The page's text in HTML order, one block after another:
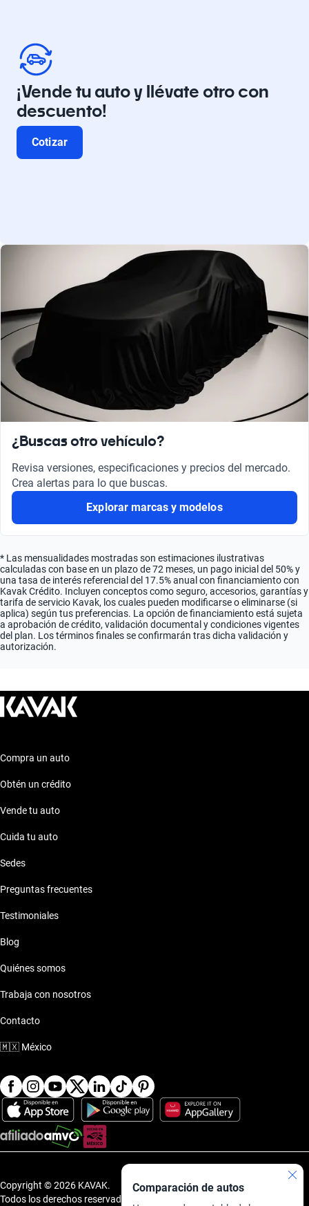
¡Vende tu auto y llévate otro con
descuento!
Cotizar
¿Buscas otro vehículo?
Revisa versiones, especificaciones y precios del mercado.
Crea alertas para lo que buscas.
Explorar marcas y modelos
* Las mensualidades mostradas son estimaciones ilustrativas
calculadas con base en un plazo de 72 meses, un pago inicial del 50% y
una tasa de interés referencial del 17.5% anual con financiamiento con
Kavak Crédito. Incluyen conceptos como seguro, accesorios, garantías y
tarifa de servicio Kavak, los cuales pueden modificarse o eliminarse (si
aplica) según tus preferencias. La opción de financiamiento está sujeta
a aprobación de crédito, validación documental y condiciones vigentes
del plan. Los términos finales se confirmarán tras dicha validación y
autorización.
Comparación de autos
Compra un auto
Obtén un crédito
Vende tu auto
Cuida tu auto
Sedes
Preguntas frecuentes
Testimoniales
Blog
Quiénes somos
Trabaja con nosotros
Contacto
🇲🇽 México
Copyright © 2026 KAVAK.
Todos los derechos reservados.